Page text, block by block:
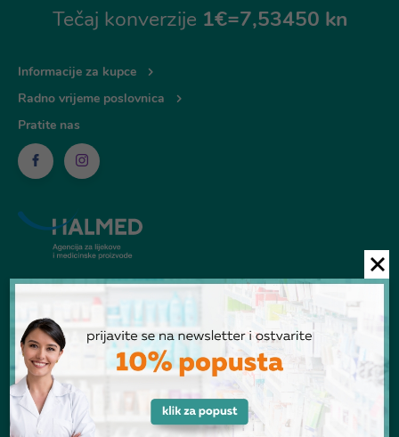
Tečaj konverzije 1€=7,53450 kn
Informacije za kupce
Radno vrijeme poslovnica
Pratite nas
© Ljekarna Talan 2026